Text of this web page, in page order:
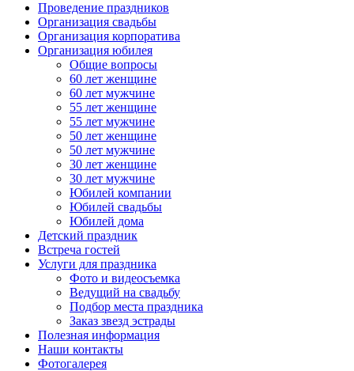
Проведение праздников
Организация свадьбы
Организация корпоратива
Организация юбилея
Общие вопросы
60 лет женщине
60 лет мужчине
55 лет женщине
55 лет мужчине
50 лет женщине
50 лет мужчине
30 лет женщине
30 лет мужчине
Юбилей компании
Юбилей свадьбы
Юбилей дома
Детский праздник
Встреча гостей
Услуги для праздника
Фото и видеосъемка
Ведущий на свадьбу
Подбор места праздника
Заказ звезд эстрады
Полезная информация
Наши контакты
Фотогалерея